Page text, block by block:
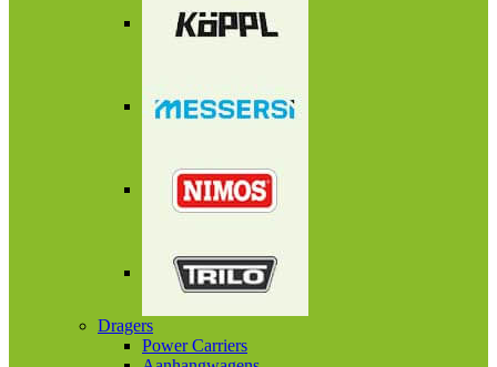
Dragers
Power Carriers